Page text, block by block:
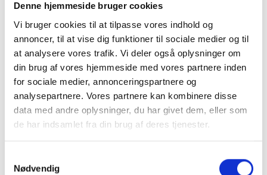
Denne hjemmeside bruger cookies
Vi bruger cookies til at tilpasse vores indhold og
annoncer, til at vise dig funktioner til sociale medier og til
at analysere vores trafik. Vi deler også oplysninger om
din brug af vores hjemmeside med vores partnere inden
for sociale medier, annonceringspartnere og
analysepartnere. Vores partnere kan kombinere disse
data med andre oplysninger, du har givet dem, eller som
de har indsamlet fra din brug af deres tjenester.
Nødvendig
Skøn og tidsløs
nederdel fra Marta Du
Chateau. Nederdelen
er lang og har en løs
pasform.